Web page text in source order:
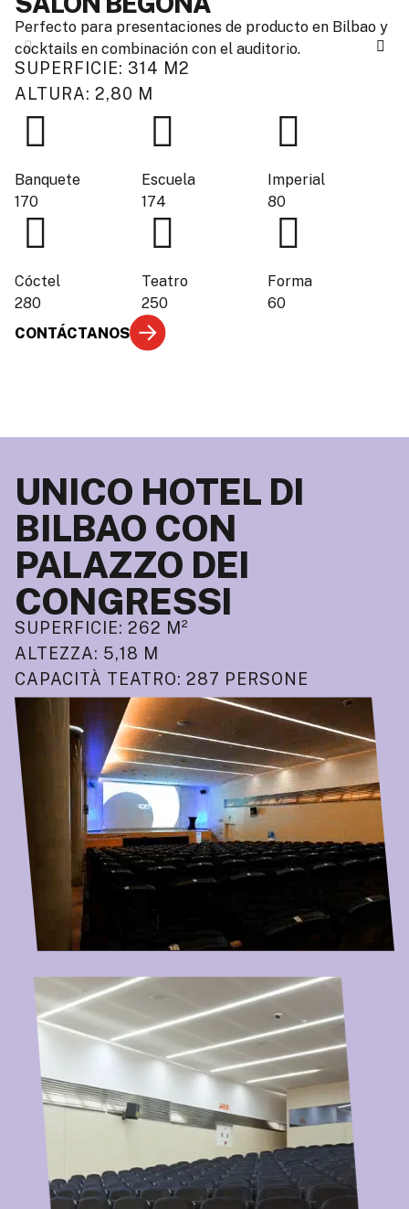
Perfecto para presentaciones de producto en Bilbao y
cocktails en combinación con el auditorio.
SUPERFICIE: 314 M2
ALTURA: 2,80 M
Banquete
170
Escuela
174
Imperial
80
Cóctel
280
Teatro
250
Forma
60
CONTÁCTANOS
UNICO HOTEL DI
BILBAO CON
PALAZZO DEI
CONGRESSI
SUPERFICIE: 262 M²
ALTEZZA: 5,18 M
CAPACITÀ TEATRO: 287 PERSONE